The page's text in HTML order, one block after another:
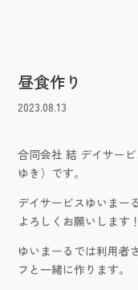
昼食作り
2023.08.13
合同会社 結 デイサー
ゆき）です。
デイサービスゆいまー
よろしくお願いします！
ゆいまーるでは利用者
フと一緒に作ります。